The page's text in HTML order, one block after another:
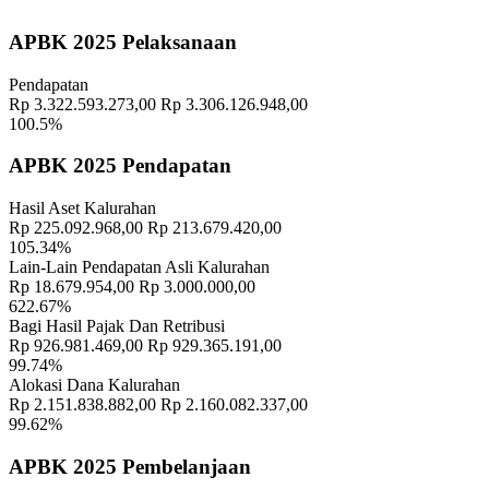
Geografis 10 November 2021
Memahami Peran dan Makna Rois dalam Pembinaan Rois di
Kalurahan Wukirsari 02 April 2024
Sampai Saat Ini 21 November 2022
APBK 2025 Pelaksanaan
Pendapatan
Rp 3.322.593.273,00 Rp 3.306.126.948,00
100.5%
APBK 2025 Pendapatan
Hasil Aset Kalurahan
Rp 225.092.968,00 Rp 213.679.420,00
105.34%
Lain-Lain Pendapatan Asli Kalurahan
Rp 18.679.954,00 Rp 3.000.000,00
622.67%
Bagi Hasil Pajak Dan Retribusi
Rp 926.981.469,00 Rp 929.365.191,00
99.74%
Alokasi Dana Kalurahan
Rp 2.151.838.882,00 Rp 2.160.082.337,00
99.62%
APBK 2025 Pembelanjaan